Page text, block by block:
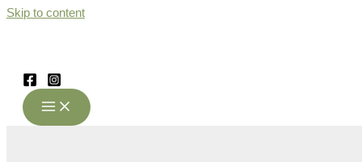
Skip to content